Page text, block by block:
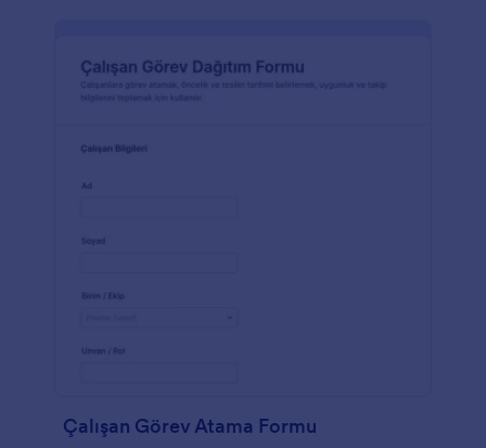
Çalışan Görev Atama Formu